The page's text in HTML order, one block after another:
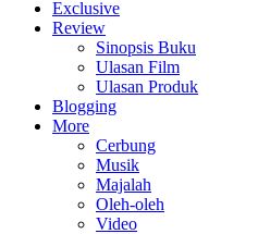
Exclusive
Review
Sinopsis Buku
Ulasan Film
Ulasan Produk
Blogging
More
Cerbung
Musik
Majalah
Oleh-oleh
Video